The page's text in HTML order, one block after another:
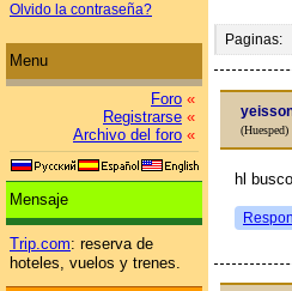
Olvido la contraseña?
Menu
Foro «
Registrarse «
Archivo del foro «
Mensaje
Trip.com: reserva de
hoteles, vuelos y trenes.
Paginas:
(Huesped)
hl